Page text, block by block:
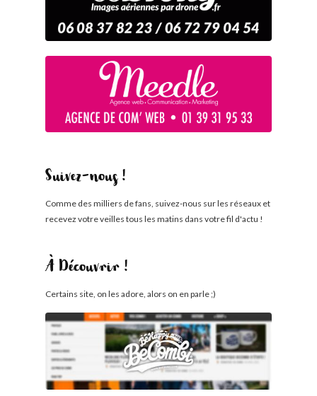
Suivez-nous !
Comme des milliers de fans, suivez-nous sur les réseaux et
recevez votre veilles tous les matins dans votre fil d'actu !
À Découvrir !
Certains site, on les adore, alors on en parle ;)